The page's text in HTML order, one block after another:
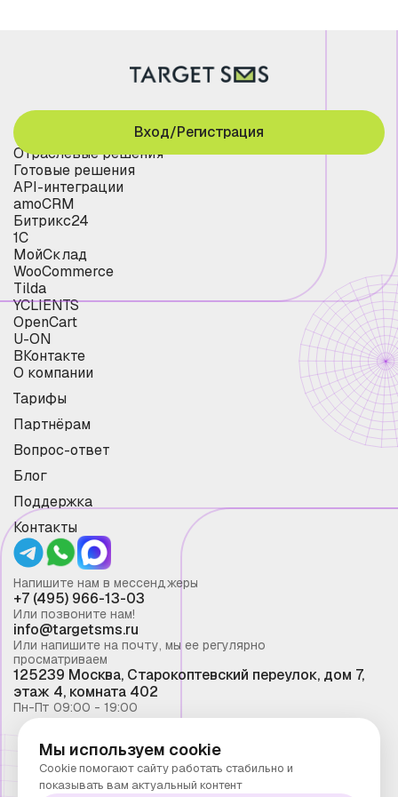
Отраслевые решения
Готовые решения
API-интеграции
amoCRM
Битрикс24
1С
МойСклад
WooCommerce
Tilda
YCLIENTS
OpenCart
U-ON
ВКонтакте
О компании
Тарифы
Партнёрам
Вопрос-ответ
Блог
Поддержка
Контакты
Вход/Регистрация
Напишите нам в мессенджеры
+7 (495) 966-13-03
Или позвоните нам!
info@targetsms.ru
Или напишите на почту, мы ее регулярно
просматриваем
125239 Москва, Старокоптевский переулок, дом 7,
этаж 4, комната 402
Пн-Пт 09:00 - 19:00
Смс рассылка 2026 ©
Запрещено копирование материалов сайта без
Мы используем cookie
Cookie помогают сайту работать стабильно и
показывать вам актуальный контент